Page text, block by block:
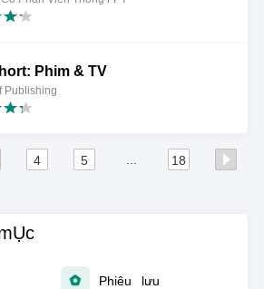
Phim & TV
Publishing
4 5 18
Phiêu lưu